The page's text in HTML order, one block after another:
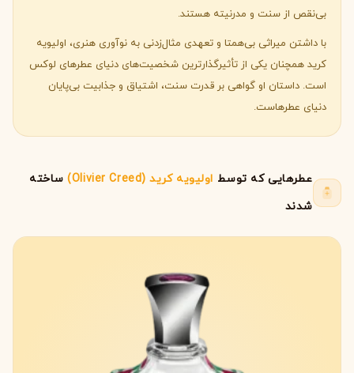
بی‌نقص از سنت و مدرنیته هستند.
با داشتن میراثی بی‌همتا و تعهدی مثال‌زدنی به نوآوری هنری، اولیویه
کرید همچنان یکی از تأثیرگذارترین شخصیت‌های دنیای عطرهای لوکس
است. داستان او گواهی بر قدرت سنت، اشتیاق و جذابیت بی‌پایان
دنیای عطرهاست.
عطرهایی که توسط اولیویه کرید (Olivier Creed)
ساخته
شدند